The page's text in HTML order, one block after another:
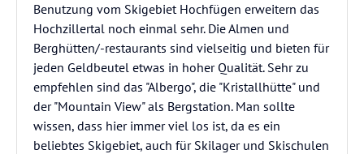
Benutzung vom Skigebiet Hochfügen erweitern das
Hochzillertal noch einmal sehr. Die Almen und
Berghütten/-restaurants sind vielseitig und bieten für
jeden Geldbeutel etwas in hoher Qualität. Sehr zu
empfehlen sind das "Albergo", die "Kristallhütte" und
der "Mountain View" als Bergstation. Man sollte
wissen, dass hier immer viel los ist, da es ein
beliebtes Skigebiet, auch für Skilager und Skischulen